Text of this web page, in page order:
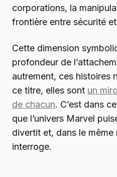
corporations, la
frontière entre sécurité
Cette dimension
profondeur de
autrement, ces histoires
ce titre, elles sont un
de chacun. C’est dans
que l’univers Marvel
divertit et, dans le
interroge.